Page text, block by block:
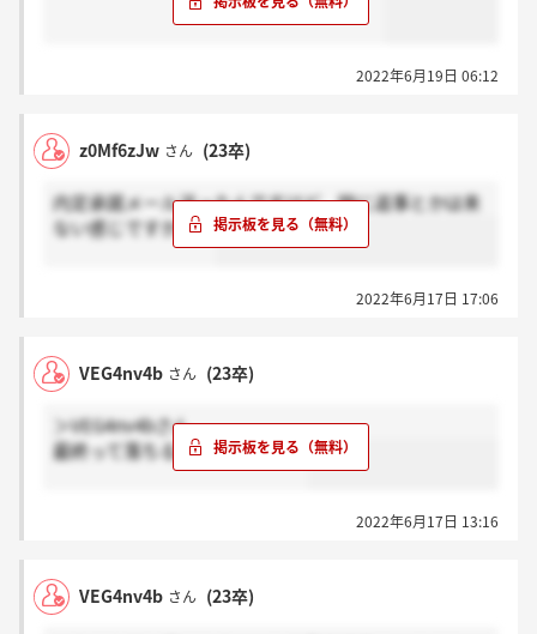
2022年6月19日 06:12
z0Mf6zJw さん (23卒)
内定承諾メール送ったんですけど、特に返事とかは来
ない感じですかね？
2022年6月17日 17:06
VEG4nv4b さん (23卒)
＞VEG4nv4bさん
最終って落ちるんですね（ ; ; ）
2022年6月17日 13:16
VEG4nv4b さん (23卒)